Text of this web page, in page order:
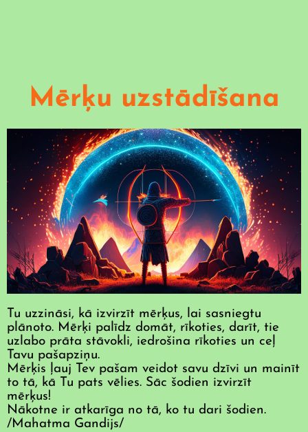
Mērķu uzstādīšana
Tu uzzināsi, kā izvirzīt mērķus, lai sasniegtu
plānoto. Mērķi palīdz domāt, rīkoties, darīt, tie
uzlabo prāta stāvokli, iedrošina rīkoties un ceļ
Tavu pašapziņu.
Mērķis ļauj Tev pašam veidot savu dzīvi un mainīt
to tā, kā Tu pats vēlies. Sāc šodien izvirzīt
mērķus!
Nākotne ir atkarīga no tā, ko tu dari šodien.
/Mahatma Gandijs/